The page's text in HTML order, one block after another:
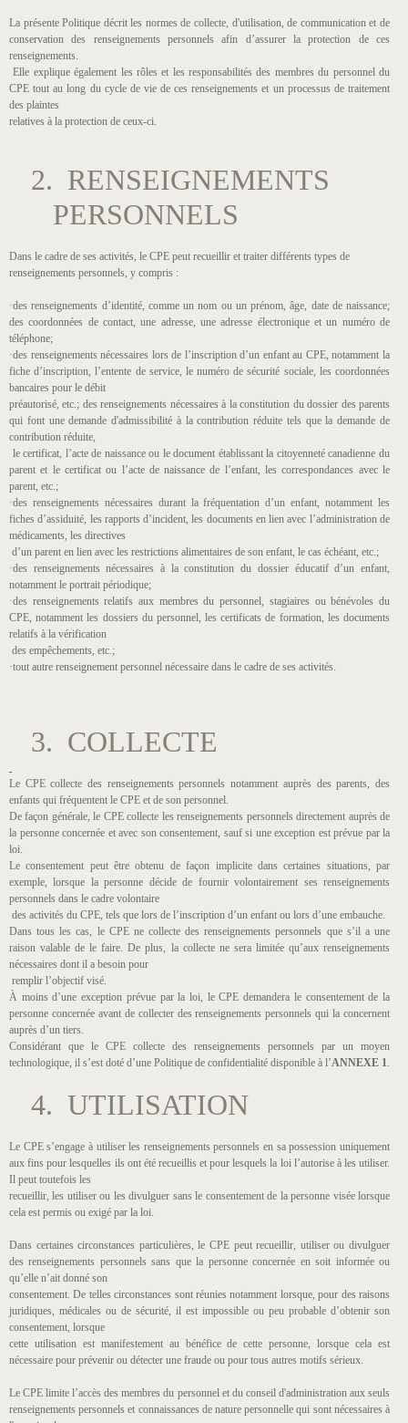
La présente Politique décrit les normes de collecte, d'utilisation, de communication et de
conservation des renseignements personnels afin d’assurer la protection de ces
renseignements.
Elle explique également les rôles et les responsabilités des membres du personnel du
CPE tout au long du cycle de vie de ces renseignements et un processus de traitement
des plaintes
relatives à la protection de ceux-ci.
2. RENSEIGNEMENTS
PERSONNELS
Dans le cadre de ses activités, le CPE peut recueillir et traiter différents types de
renseignements personnels, y compris :
·des renseignements d’identité, comme un nom ou un prénom, âge, date de naissance;
des coordonnées de contact, une adresse, une adresse électronique et un numéro de
téléphone;
·des renseignements nécessaires lors de l’inscription d’un enfant au CPE, notamment la
fiche d’inscription, l’entente de service, le numéro de sécurité sociale, les coordonnées
bancaires pour le débit
préautorisé, etc.; des renseignements nécessaires à la constitution du dossier des parents
qui font une demande d'admissibilité à la contribution réduite tels que la demande de
contribution réduite,
le certificat, l’acte de naissance ou le document établissant la citoyenneté canadienne du
parent et le certificat ou l’acte de naissance de l’enfant, les correspondances avec le
parent, etc.;
·des renseignements nécessaires durant la fréquentation d’un enfant, notamment les
fiches d’assiduité, les rapports d’incident, les documents en lien avec l’administration de
médicaments, les directives
d’un parent en lien avec les restrictions alimentaires de son enfant, le cas échéant, etc.;
·des renseignements nécessaires à la constitution du dossier éducatif d’un enfant,
notamment le portrait périodique;
·des renseignements relatifs aux membres du personnel, stagiaires ou bénévoles du
CPE, notamment les dossiers du personnel, les certificats de formation, les documents
relatifs à la vérification
des empêchements, etc.;
·tout autre renseignement personnel nécessaire dans le cadre de ses activités.
3. COLLECTE
Le CPE collecte des renseignements personnels notamment auprès des parents, des
enfants qui fréquentent le CPE et de son personnel.
De façon générale, le CPE collecte les renseignements personnels directement auprès de
la personne concernée et avec son consentement, sauf si une exception est prévue par la
loi.
Le consentement peut être obtenu de façon implicite dans certaines situations, par
exemple, lorsque la personne décide de fournir volontairement ses renseignements
personnels dans le cadre volontaire
des activités du CPE, tels que lors de l’inscription d’un enfant ou lors d’une embauche.
Dans tous les cas, le CPE ne collecte des renseignements personnels que s’il a une
raison valable de le faire. De plus, la collecte ne sera limitée qu’aux renseignements
nécessaires dont il a besoin pour
remplir l’objectif visé.
À moins d’une exception prévue par la loi, le CPE demandera le consentement de la
personne concernée avant de collecter des renseignements personnels qui la concernent
auprès d’un tiers.
Considérant que le CPE collecte des renseignements personnels par un moyen
technologique, il s’est doté d’une Politique de confidentialité disponible à l’ANNEXE 1.
4. UTILISATION
Le CPE s’engage à utiliser les renseignements personnels en sa possession uniquement
aux fins pour lesquelles ils ont été recueillis et pour lesquels la loi l’autorise à les utiliser.
Il peut toutefois les
recueillir, les utiliser ou les divulguer sans le consentement de la personne visée lorsque
cela est permis ou exigé par la loi.
Dans certaines circonstances particulières, le CPE peut recueillir, utiliser ou divulguer
des renseignements personnels sans que la personne concernée en soit informée ou
qu’elle n’ait donné son
consentement. De telles circonstances sont réunies notamment lorsque, pour des raisons
juridiques, médicales ou de sécurité, il est impossible ou peu probable d’obtenir son
consentement, lorsque
cette utilisation est manifestement au bénéfice de cette personne, lorsque cela est
nécessaire pour prévenir ou détecter une fraude ou pour tous autres motifs sérieux.
Le CPE limite l’accès des membres du personnel et du conseil d'administration aux seuls
renseignements personnels et connaissances de nature personnelle qui sont nécessaires à